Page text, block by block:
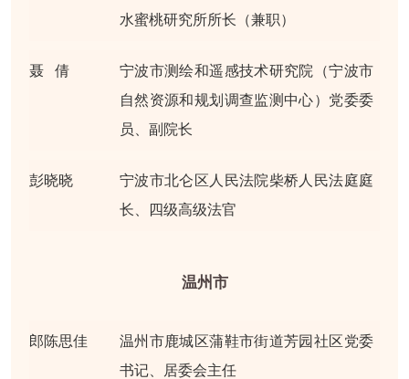
水蜜桃研究所所长（兼职）
聂 倩
宁波市测绘和遥感技术研究院（宁波市
自然资源和规划调查监测中心）党委委
员、副院长
彭晓晓
宁波市北仑区人民法院柴桥人民法庭庭
长、四级高级法官
温州市
郎陈思佳
温州市鹿城区蒲鞋市街道芳园社区党委
书记、居委会主任